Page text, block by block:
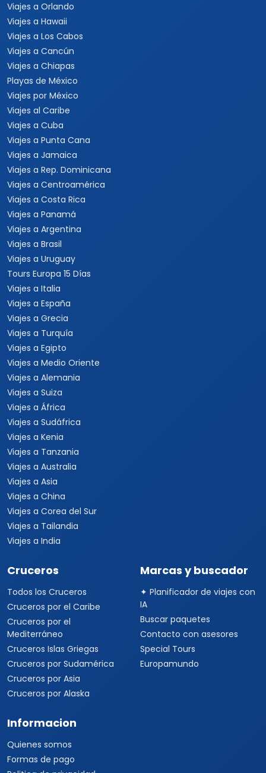
Viajes a Orlando
Viajes a Hawaii
Viajes a Los Cabos
Viajes a Cancún
Viajes a Chiapas
Playas de México
Viajes por México
Viajes al Caribe
Viajes a Cuba
Viajes a Punta Cana
Viajes a Jamaica
Viajes a Rep. Dominicana
Viajes a Centroamérica
Viajes a Costa Rica
Viajes a Panamá
Viajes a Argentina
Viajes a Brasil
Viajes a Uruguay
Tours Europa 15 Días
Viajes a Italia
Viajes a España
Viajes a Grecia
Viajes a Turquía
Viajes a Egipto
Viajes a Medio Oriente
Viajes a Alemania
Viajes a Suiza
Viajes a África
Viajes a Sudáfrica
Viajes a Kenia
Viajes a Tanzania
Viajes a Australia
Viajes a Asia
Viajes a China
Viajes a Corea del Sur
Viajes a Tailandia
Viajes a India
Cruceros
Todos los Cruceros
Cruceros por el Caribe
Cruceros por el
Mediterráneo
Cruceros Islas Griegas
Cruceros por Sudamérica
Cruceros por Asia
Cruceros por Alaska
Marcas y buscador
✦ Planificador de viajes con
IA
Buscar paquetes
Contacto con asesores
Special Tours
Europamundo
Informacion
Quienes somos
Formas de pago